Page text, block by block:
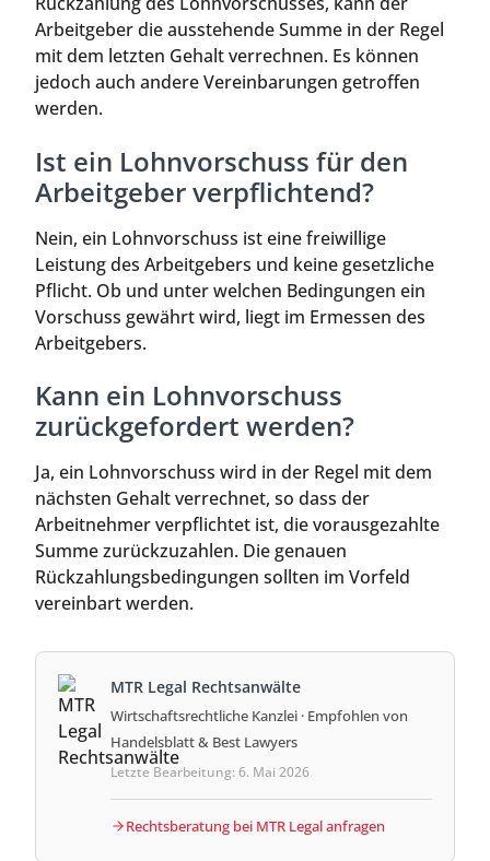
Arbeitgeber die ausstehende Summe in der Regel
mit dem letzten Gehalt verrechnen. Es können
jedoch auch andere Vereinbarungen getroffen
werden.
Ist ein Lohnvorschuss für den
Arbeitgeber verpflichtend?
Nein, ein Lohnvorschuss ist eine freiwillige
Leistung des Arbeitgebers und keine gesetzliche
Pflicht. Ob und unter welchen Bedingungen ein
Vorschuss gewährt wird, liegt im Ermessen des
Arbeitgebers.
Kann ein Lohnvorschuss
zurückgefordert werden?
Ja, ein Lohnvorschuss wird in der Regel mit dem
nächsten Gehalt verrechnet, so dass der
Arbeitnehmer verpflichtet ist, die vorausgezahlte
Summe zurückzuzahlen. Die genauen
Rückzahlungsbedingungen sollten im Vorfeld
vereinbart werden.
MTR Legal Rechtsanwälte
Wirtschaftsrechtliche Kanzlei · Empfohlen von
Handelsblatt & Best Lawyers
Letzte Bearbeitung: 6. Mai 2026
Rechtsberatung bei MTR Legal anfragen